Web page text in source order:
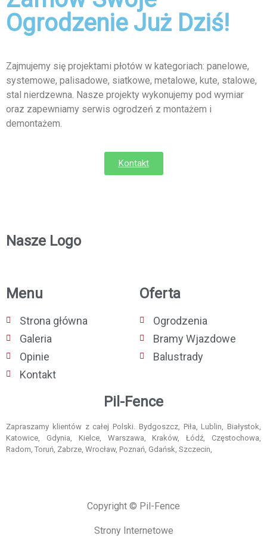
Ogrodzenie Już Dziś!
Zajmujemy się projektami płotów w kategoriach: panelowe,
systemowe, palisadowe, siatkowe, metalowe, kute, stalowe,
stal nierdzewna. Nasze projekty wykonujemy pod wymiar
oraz zapewniamy serwis ogrodzeń z montażem i
demontażem.
Kontakt
Nasze Logo
Menu
Strona główna
Galeria
Opinie
Kontakt
Oferta
Ogrodzenia
Bramy Wjazdowe
Balustrady
Pil-Fence
Zapraszamy klientów z całej Polski. Bydgoszcz, Piła, Lublin, Białystok,
Katowice, Gdynia, Kielce, Warszawa, Kraków, Łódź, Częstochowa,
Radom, Toruń, Zabrze, Wrocław, Poznań, Gdańsk, Szczecin,
Copyright © Pil-Fence
Strony Internetowe